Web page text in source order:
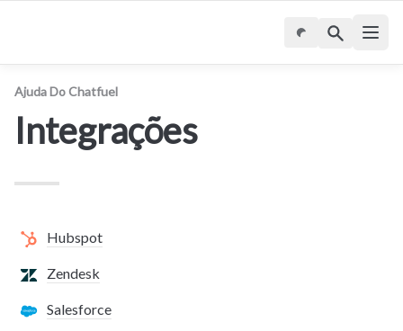
Ajuda Do Chatfuel
Integrações
Hubspot
Zendesk
Salesforce